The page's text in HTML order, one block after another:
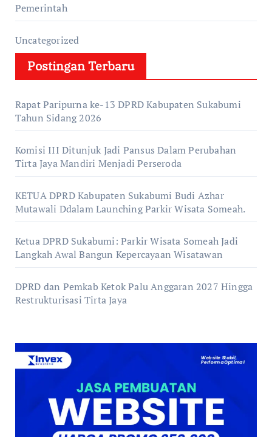
Pemerintah
Uncategorized
Postingan Terbaru
Rapat Paripurna ke-13 DPRD Kabupaten Sukabumi
Tahun Sidang 2026
Komisi III Ditunjuk Jadi Pansus Dalam Perubahan
Tirta Jaya Mandiri Menjadi Perseroda
KETUA DPRD Kabupaten Sukabumi Budi Azhar
Mutawali Ddalam Launching Parkir Wisata Someah.
Ketua DPRD Sukabumi: Parkir Wisata Someah Jadi
Langkah Awal Bangun Kepercayaan Wisatawan
DPRD dan Pemkab Ketok Palu Anggaran 2027 Hingga
Restrukturisasi Tirta Jaya